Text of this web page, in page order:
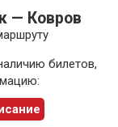
— Ковров
билетов,